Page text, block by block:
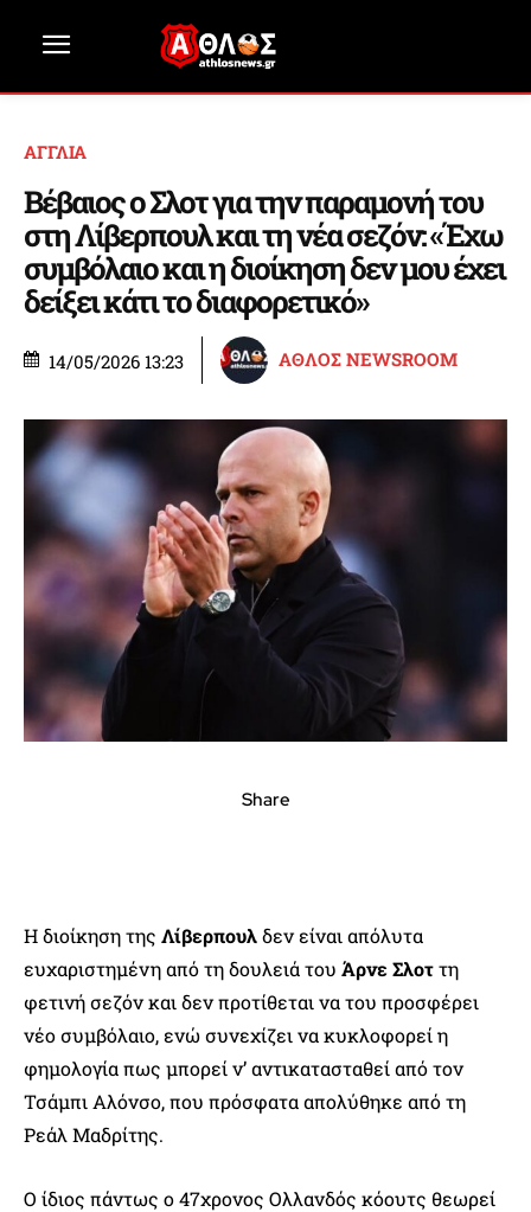
ΑΓΓΛΙΑ
Βέβαιος ο Σλοτ για την παραμονή του
στη Λίβερπουλ και τη νέα σεζόν: «Έχω
συμβόλαιο και η διοίκηση δεν μου έχει
δείξει κάτι το διαφορετικό»
14/05/2026 13:23 ΑΘΛΟΣ NEWSROOM
Share
Η διοίκηση της Λίβερπουλδεν είναι απόλυτα
ευχαριστημένη από τη δουλειά του Άρνε Σλοττη
φετινή σεζόν και δεν προτίθεται να του προσφέρει
νέο συμβόλαιο, ενώ συνεχίζει να κυκλοφορεί η
φημολογία πως μπορεί ν’ αντικατασταθεί από τον
Τσάμπι Αλόνσο, που πρόσφατα απολύθηκε από τη
Ρεάλ Μαδρίτης.
Ο ίδιος πάντως ο 47χρονος Ολλανδός κόουτς θεωρεί